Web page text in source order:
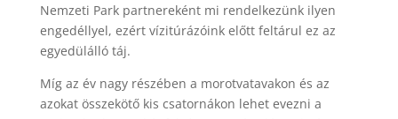
Nemzeti Park partnereként mi rendelkezünk ilyen
engedéllyel, ezért vízitúrázóink előtt feltárul ez az
egyedülálló táj.
Míg az év nagy részében a morotvatavakon és az
azokat összekötő kis csatornákon lehet evezni a